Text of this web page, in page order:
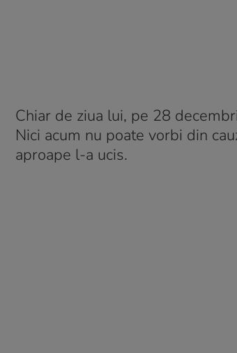
Chiar de ziua lui, pe 28
Nici acum nu poate vorbi din
aproape l-a ucis.